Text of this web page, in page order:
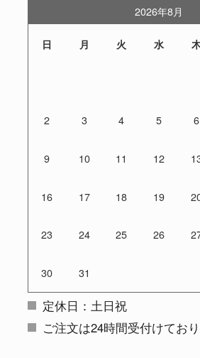
2026年8月
日 月 火 水
2 3 4 5 6
9 10 11 12
16 17 18 19
23 24 25 26
30 31
定休日：土日祝
ご注文は24時間受付けてお